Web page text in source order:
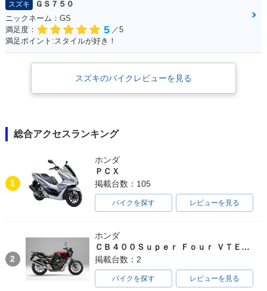
スズキ
ＧＳ７５０
ニックネーム：GS
満足度：
5 ／5
満足ポイント:スタイルが好き！
スズキのバイクレビューを見る
総合アクセスランキング
1
ホンダ
ＰＣＸ
掲載台数：105
バイクを探す レビューを見る
2
ホンダ
ＣＢ４００Ｓｕｐｅｒ Ｆｏｕｒ ＶＴＥＣ ＳＰＥＣ３
掲載台数：2
バイクを探す レビューを見る